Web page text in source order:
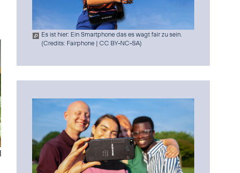
Es ist hier: Ein Smartphone das es wagt fair zu sein.
(Credits: Fairphone |CC BY-NC-SA)